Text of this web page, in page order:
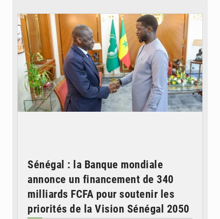
Sénégal : la Banque mondiale
annonce un financement de 340
milliards FCFA pour soutenir les
priorités de la Vision Sénégal 2050